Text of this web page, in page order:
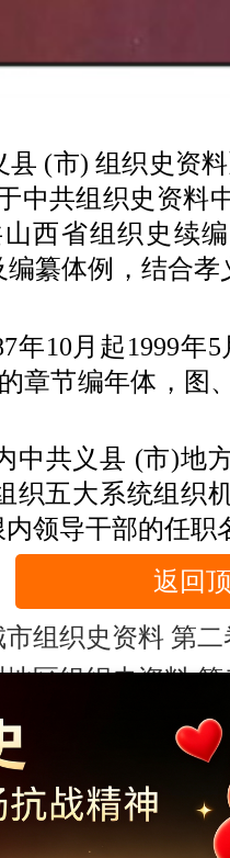
(市) 组织史资料
中共组织史资料
西省组织史续
纂体例，结合
10月起1999年5
章节编年体，图
共义县 (市)地方
织五大系统组织
领导干部的任职
返回
组织史资料 第二
区组织史资料
安备43010402000821号
长沙市互联网违法和不良信息
19198230121（微信同号